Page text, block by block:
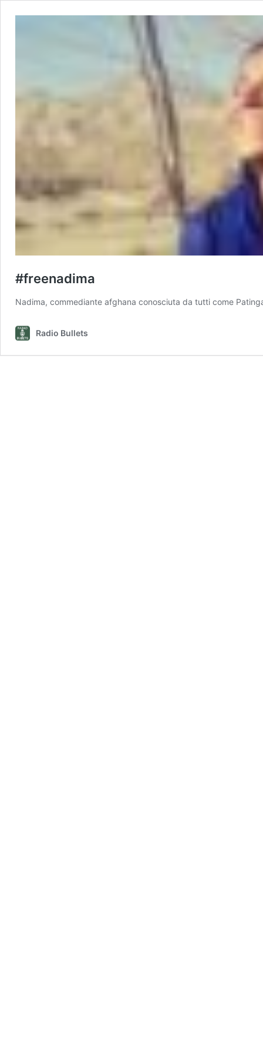
#freenadima
Nadima, commediante afghana conosciuta da tutti come
Radio Bullets